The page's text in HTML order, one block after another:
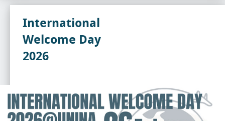
International
Welcome Day
2026